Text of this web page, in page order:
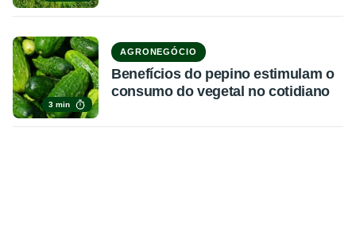
3 min
AGRONEGÓCIO
Benefícios do pepino estimulam o
consumo do vegetal no cotidiano